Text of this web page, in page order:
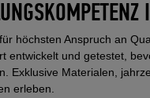
höchsten Anspruch an
entwickelt und getestet,
Exklusive Materialen,
erleben.